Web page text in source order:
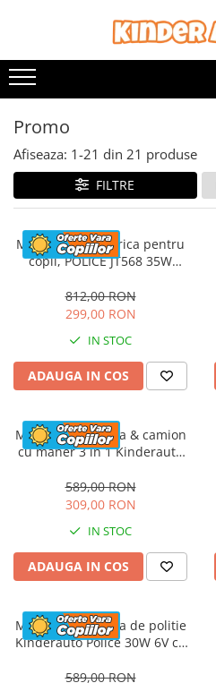
Promo
Afiseaza: 1-21 din 21 produse
FILTRE
Motocicleta electrica pentru
copii, POLICE JT568 35W
812,00 RON
299,00 RON
IN STOC
ADAUGA IN COS
Masinuta electrica & camion
cu maner 3 in 1 Kinderauto
tapitat, music player
589,00 RON
309,00 RON
IN STOC
ADAUGA IN COS
Masinuta electrica de politie
Kinderauto Police 30W 6V cu
bluetooth, culoare Rosu
589,00 RON